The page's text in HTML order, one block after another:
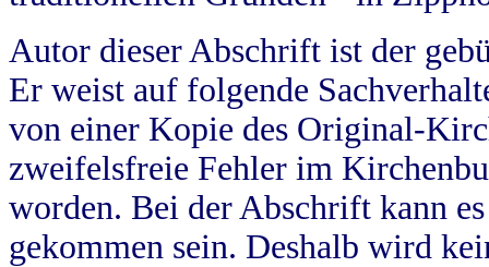
Autor dieser Abschrift ist der
Er weist auf folgende
von einer Kopie des Original-
zweifelsfreie Fehler im
worden. Bei der Abschrift kann
gekommen sein. Deshalb wird